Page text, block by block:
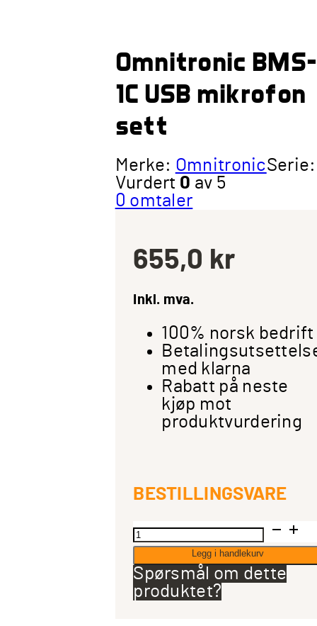
Omnitronic BMS-
1C USB mikrofon
sett
Merke: OmnitronicSerie:
Vurdert 0 av 5
0 omtaler
655,0 kr
Inkl. mva.
100% norsk bedrift
med klarna
Rabatt på neste
kjøp mot
produktvurdering
BESTILLINGSVARE
Omnitronic
BMS-
1C
USB
mikrofon
Legg i handlekurv
Spørsmål om dette
produktet?